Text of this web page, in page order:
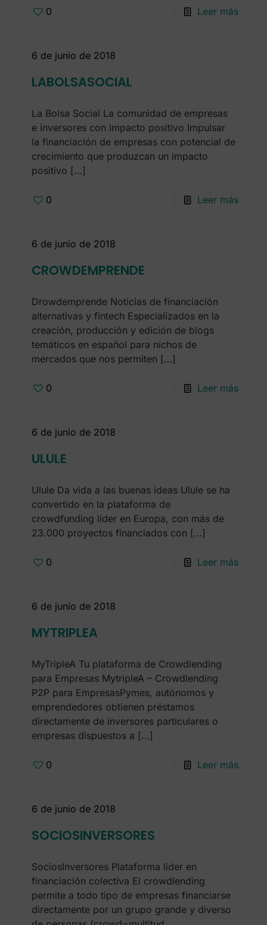
0 Leer más
6 de junio de 2018
LABOLSASOCIAL
La Bolsa Social La comunidad de empresas
e inversores con impacto positivo Impulsar
la financiación de empresas con potencial de
crecimiento que produzcan un impacto
positivo […]
0 Leer más
6 de junio de 2018
CROWDEMPRENDE
Drowdemprende Noticias de financiación
alternativas y fintech Especializados en la
creación, producción y edición de blogs
temáticos en español para nichos de
mercados que nos permiten […]
0 Leer más
6 de junio de 2018
ULULE
Ulule Da vida a las buenas ideas Ulule se ha
convertido en la plataforma de
crowdfunding líder en Europa, con más de
23.000 proyectos financiados con […]
0 Leer más
6 de junio de 2018
MYTRIPLEA
MyTripleA Tu plataforma de Crowdlending
para Empresas MytripleA – Crowdlending
P2P para EmpresasPymes, autónomos y
emprendedores obtienen préstamos
directamente de inversores particulares o
empresas dispuestos a […]
0 Leer más
6 de junio de 2018
SOCIOSINVERSORES
SociosInversores Plataforma líder en
financiación colectiva El crowdlending
permite a todo tipo de empresas financiarse
directamente por un grupo grande y diverso